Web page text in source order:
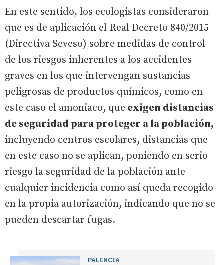
En este sentido, los ecologistas consideraron
que es de aplicación el Real Decreto 840/2015
(Directiva Seveso) sobre medidas de control
de los riesgos inherentes a los accidentes
graves en los que intervengan sustancias
peligrosas de productos químicos, como en
este caso el amoniaco, que exigen distancias
de seguridad para proteger a la población,
incluyendo centros escolares, distancias que
en este caso no se aplican, poniendo en serio
riesgo la seguridad de la población ante
cualquier incidencia como así queda recogido
en la propia autorización, indicando que no se
pueden descartar fugas.
PALENCIA